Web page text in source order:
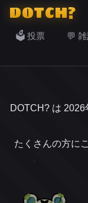
DOTCH?
🗳️ 投票 💬
DOTCH? は
たくさんの方に